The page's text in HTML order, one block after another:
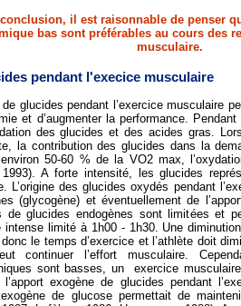
il est raisonnable de penser
bas sont préférables au cours des
musculaire.
pendant l'execice musculaire
de glucides pendant l’exercice musculaire
et d’augmenter la performance. Pendant
des glucides et des acides gras.
la contribution des glucides dans la
50-60 % de la VO2 max,
1993). A forte intensité, les glucides
L’origine des glucides oxydés pendant
(glycogène) et éventuellement de
de glucides endogènes sont limitées et
intense limité à 1h00 - 1h30. Une
le temps d’exercice et l’athlète doit
continuer l’effort musculaire.
sont basses, un exercice
exogène de glucides pendant
exogène de glucose permettait de